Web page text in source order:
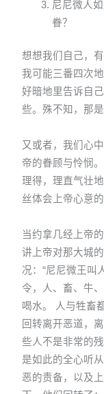
尼尼微人
眷？
想想我们自己，
我可能三番四次
好暗地里告诉自
些。殊不知，那
又或者，我们心
帝的眷顾与怜悯
理得，理直气壮
丝体会上帝心意的
当约拿几经上帝
讲上帝对那大城
况：“尼尼微王叫
令，人、畜、牛
喝水。 人与牲畜
回转离开恶道，
些人不是非常的
是如此的全心听
恶的责备，以及